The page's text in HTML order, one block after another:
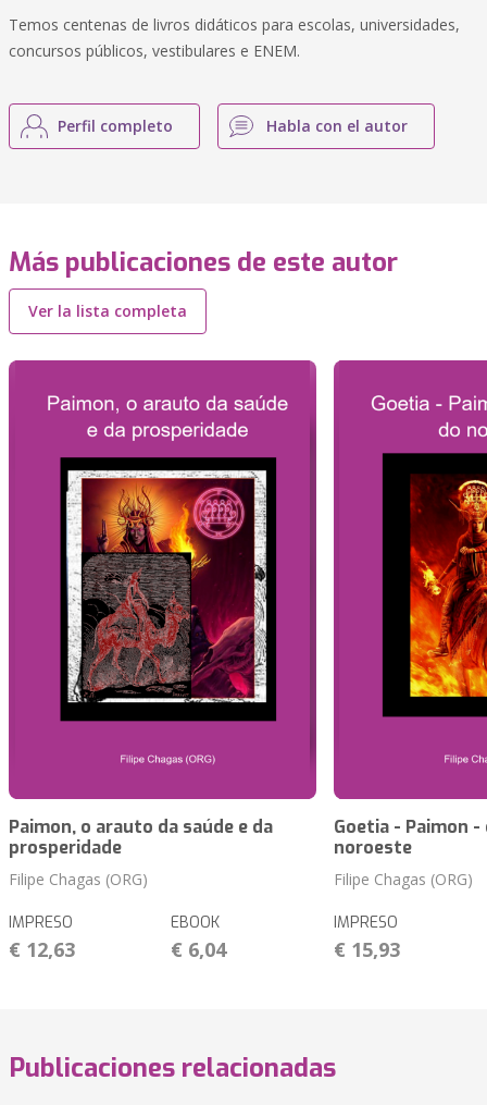
Temos centenas de livros didáticos para escolas, universidades,
concursos públicos, vestibulares e ENEM.
Perfil completo Habla con el autor
Más publicaciones de este autor
Ver la lista completa
Paimon, o arauto da saúde e da
prosperidade
Filipe Chagas (ORG)
IMPRESO
€ 12,63
EBOOK
€ 6,04
Goetia - Paimon
noroeste
Filipe Chagas (ORG)
IMPRESO
€ 15,93
Publicaciones relacionadas